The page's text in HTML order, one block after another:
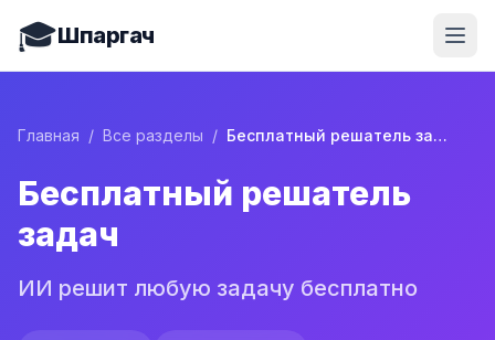
🎓Шпаргач
Главная / Все разделы / Бесплатный решатель задач
Бесплатный решатель
задач
ИИ решит любую задачу бесплатно